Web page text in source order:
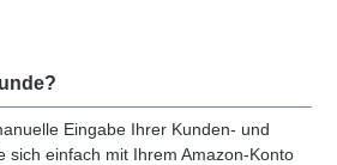
Eingabe Ihrer Kunden- und
sich einfach mit Ihrem Amazon-Konto